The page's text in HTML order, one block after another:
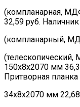
(компланарная,
32,59 руб.
(компланарный,
150х8х2070 мм
Притворная планка
34х8х2070 мм